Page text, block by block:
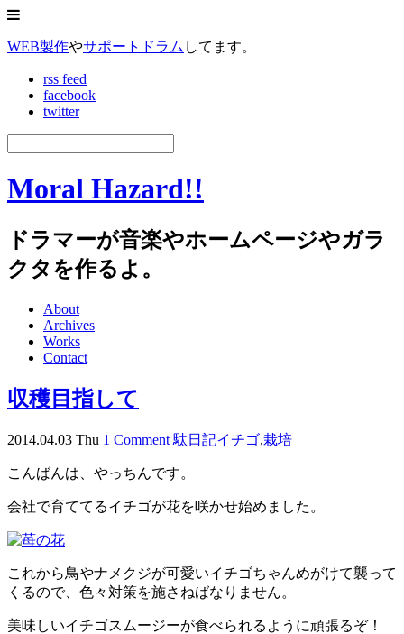
WEB製作やサポートドラム してます。
rss feed
facebook
twitter
Moral Hazard!!
ドラマーが音楽やホームページやガラ
クタを作るよ。
About
Archives
Works
Contact
収穫目指して
2014.04.03 Thu 1 Comment 駄日記イチゴ,栽培
こんばんは、やっちんです。
会社で育ててるイチゴが花を咲かせ始めました。
これから鳥やナメクジが可愛いイチゴちゃんめがけて襲って
くるので、色々対策を施さねばなりません。
美味しいイチゴスムージーが食べられるように頑張るぞ！